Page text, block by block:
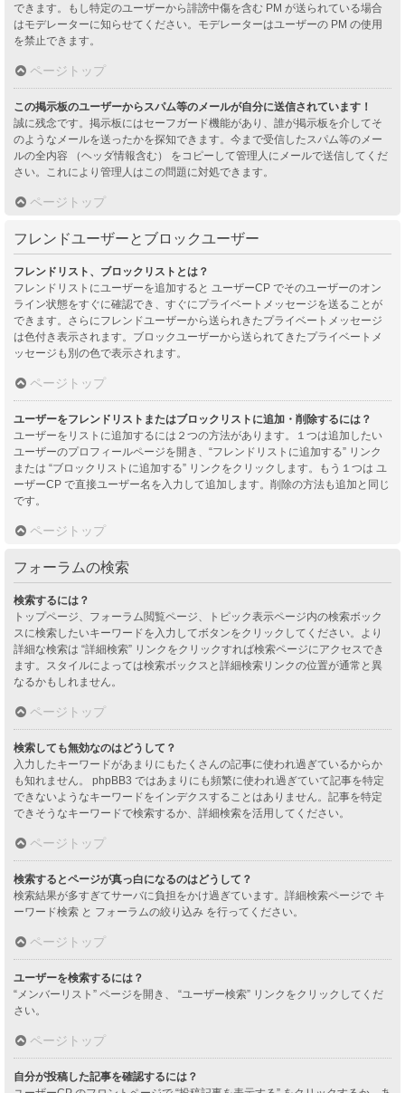
できます。もし特定のユーザーから誹謗中傷を含む PM が送られている場合
はモデレーターに知らせてください。モデレーターはユーザーの PM の使用
を禁止できます。
ページトップ
この掲示板のユーザーからスパム等のメールが自分に送信されています！
誠に残念です。掲示板にはセーフガード機能があり、誰が掲示板を介してそ
のようなメールを送ったかを探知できます。今まで受信したスパム等のメー
ルの全内容 （ヘッダ情報含む） をコピーして管理人にメールで送信してくだ
さい。これにより管理人はこの問題に対処できます。
ページトップ
フレンドユーザーとブロックユーザー
フレンドリスト、ブロックリストとは？
フレンドリストにユーザーを追加すると ユーザーCP でそのユーザーのオン
ライン状態をすぐに確認でき、すぐにプライベートメッセージを送ることが
できます。さらにフレンドユーザーから送られきたプライベートメッセージ
は色付き表示されます。ブロックユーザーから送られてきたプライベートメ
ッセージも別の色で表示されます。
ページトップ
ユーザーをフレンドリストまたはブロックリストに追加・削除するには？
ユーザーをリストに追加するには２つの方法があります。１つは追加したい
ユーザーのプロフィールページを開き、“フレンドリストに追加する” リンク
または “ブロックリストに追加する” リンクをクリックします。もう１つは ユ
ーザーCP で直接ユーザー名を入力して追加します。削除の方法も追加と同じ
です。
ページトップ
フォーラムの検索
検索するには？
トップページ、フォーラム閲覧ページ、トピック表示ページ内の検索ボック
スに検索したいキーワードを入力してボタンをクリックしてください。より
詳細な検索は “詳細検索” リンクをクリックすれば検索ページにアクセスでき
ます。スタイルによっては検索ボックスと詳細検索リンクの位置が通常と異
なるかもしれません。
ページトップ
検索しても無効なのはどうして？
入力したキーワードがあまりにもたくさんの記事に使われ過ぎているからか
も知れません。 phpBB3 ではあまりにも頻繁に使われ過ぎていて記事を特定
できないようなキーワードをインデクスすることはありません。記事を特定
できそうなキーワードで検索するか、詳細検索を活用してください。
ページトップ
検索するとページが真っ白になるのはどうして？
検索結果が多すぎてサーバに負担をかけ過ぎています。詳細検索ページで キ
ーワード検索 と フォーラムの絞り込み を行ってください。
ページトップ
ユーザーを検索するには？
“メンバーリスト” ページを開き、 “ユーザー検索” リンクをクリックしてくだ
さい。
ページトップ
自分が投稿した記事を確認するには？